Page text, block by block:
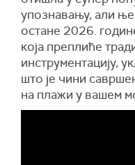
упознавању, али
остане 2026.
која преплиће
инструментацију,
што је чини
на плажи у вашем